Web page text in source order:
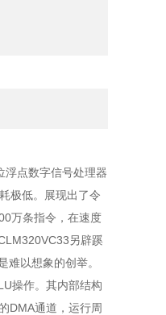
功耗运行，
式（如
；
具。
，表面贴装设
能在工业和汽
浮点数字信号处理器
极低。展现出了令
万条指令，在速度
另辟蹊
以想象的创举。
操作。其内部结构
DMA通道，运行周